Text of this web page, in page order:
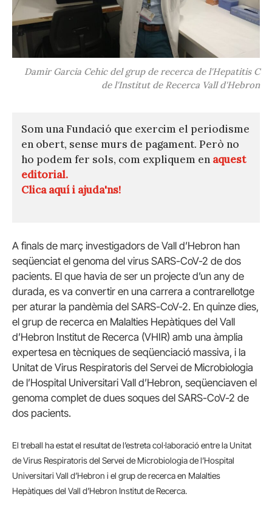
Damir Garcia Cehic del grup de recerca de l'Hepatitis C
de l'Institut de Recerca Vall d'Hebron
Som una Fundació que exercim el periodisme
en obert, sense murs de pagament. Però no
ho podem fer sols, com expliquem en aquest
editorial.
Clica aquí i ajuda'ns!
A finals de març investigadors de Vall d’Hebron han
seqüenciat el genoma del virus SARS-CoV-2 de dos
pacients. El que havia de ser un projecte d’un any de
durada, es va convertir en una carrera a contrarellotge
per aturar la pandèmia del SARS-CoV-2. En quinze dies,
el grup de recerca en Malalties Hepàtiques del Vall
d’Hebron Institut de Recerca (VHIR) amb una àmplia
expertesa en tècniques de seqüenciació massiva, i la
Unitat de Virus Respiratoris del Servei de Microbiologia
de l’Hospital Universitari Vall d’Hebron, seqüenciaven el
genoma complet de dues soques del SARS-CoV-2 de
dos pacients.
El treball ha estat el resultat de l’estreta col·laboració entrela Unitat
de Virus Respiratoris del Servei de Microbiologia de l’Hospital
Universitari Vall d’Hebron i el grup de recerca en Malalties
Hepàtiques del Vall d’Hebron Institut de Recerca.